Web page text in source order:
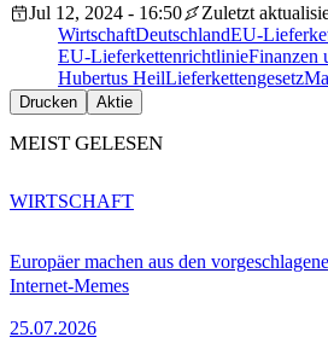
Jul 12, 2024 - 16:50
Zuletzt
WirtschaftDeutschlandEU-
EU-LieferkettenrichtlinieFinanzen
Hubertus HeilLieferkettengesetz
Drucken Aktie
MEIST GELESEN
Europäer machen aus den
Internet-Memes
25.07.2026
WIRTSCHAFT